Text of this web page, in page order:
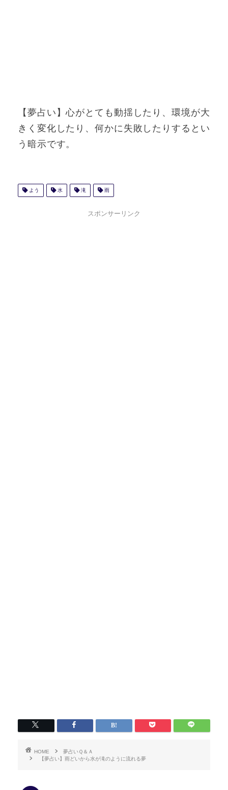
【夢占い】心がとても動揺したり、環境が大
きく変化したり、何かに失敗したりするとい
う暗示です。
よう 水 滝 雨
スポンサーリンク
HOME
夢占いＱ＆Ａ
【夢占い】雨どいから水が滝のように流れる夢